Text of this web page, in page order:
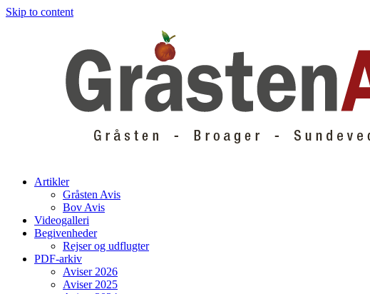
Skip to content
Artikler
Gråsten Avis
Bov Avis
Videogalleri
Begivenheder
Rejser og udflugter
PDF-arkiv
Aviser 2026
Aviser 2025